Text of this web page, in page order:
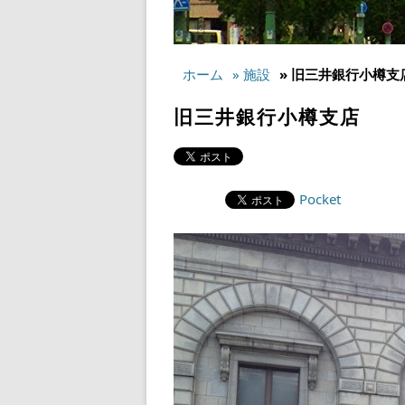
ホーム » 施設 » 旧三井銀行小樽支
旧三井銀行小樽支店
Pocket